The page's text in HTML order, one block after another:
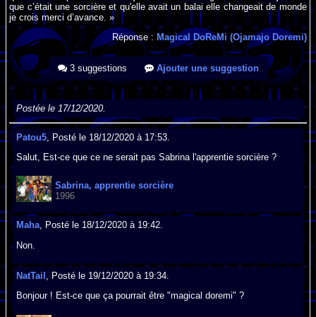
que c’était une sorcière et qu'elle avait un balai elle changeait de monde
je crois merci d’avance. »
Réponse : Magical DoReMi (Ojamajo Doremi)
3 suggestions Ajouter une suggestion
Postée le 17/12/2020.
Patou5 , Posté le 18/12/2020 à 17:53.
Salut, Est-ce que ce ne serait pas Sabrina l'apprentie sorcière ?
Sabrina, apprentie sorcière
1996
Maha, Posté le 18/12/2020 à 19:42.
Non.
NatTail , Posté le 19/12/2020 à 19:34.
Bonjour ! Est-ce que ça pourrait être "magical doremi" ?